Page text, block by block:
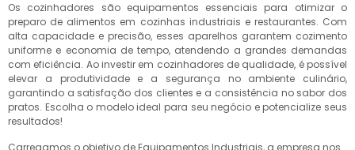
Os cozinhadores são equipamentos essenciais para otimizar o
preparo de alimentos em cozinhas industriais e restaurantes. Com
alta capacidade e precisão, esses aparelhos garantem cozimento
uniforme e economia de tempo, atendendo a grandes demandas
com eficiência. Ao investir em cozinhadores de qualidade, é possível
elevar a produtividade e a segurança no ambiente culinário,
garantindo a satisfação dos clientes e a consistência no sabor dos
pratos. Escolha o modelo ideal para seu negócio e potencialize seus
resultados!
Carregamos o objetivo de Equipamentos Industriais, a empresa nos